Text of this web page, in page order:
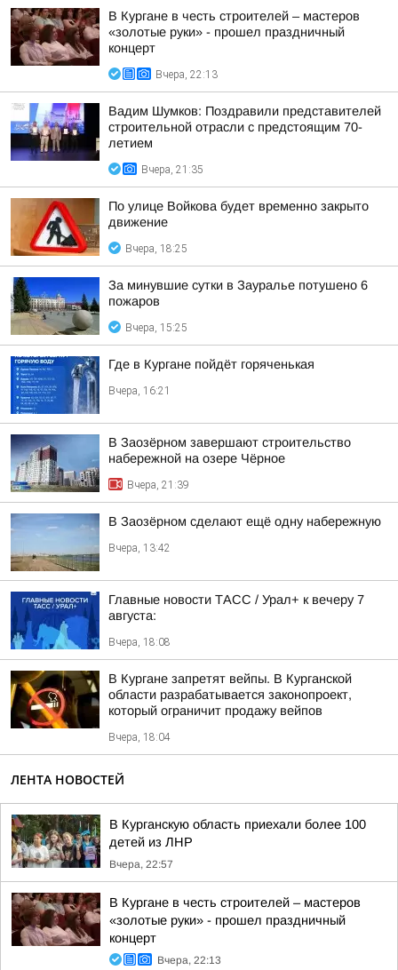
В Кургане в честь строителей – мастеров
«золотые руки» - прошел праздничный
концерт
Вчера, 22:13
Вадим Шумков: Поздравили представителей
строительной отрасли с предстоящим 70-
летием
Вчера, 21:35
По улице Войкова будет временно закрыто
движение
Вчера, 18:25
За минувшие сутки в Зауралье потушено 6
пожаров
Вчера, 15:25
Где в Кургане пойдёт горяченькая
Вчера, 16:21
В Заозёрном завершают строительство
набережной на озере Чёрное
Вчера, 21:39
В Заозёрном сделают ещё одну набережную
Вчера, 13:42
Главные новости ТАСС / Урал+ к вечеру 7
августа:
Вчера, 18:08
В Кургане запретят вейпы. В Курганской
области разрабатывается законопроект,
который ограничит продажу вейпов
Вчера, 18:04
ЛЕНТА НОВОСТЕЙ
В Курганскую область приехали более 100
детей из ЛНР
Вчера, 22:57
В Кургане в честь строителей – мастеров
«золотые руки» - прошел праздничный
концерт
Вчера, 22:13